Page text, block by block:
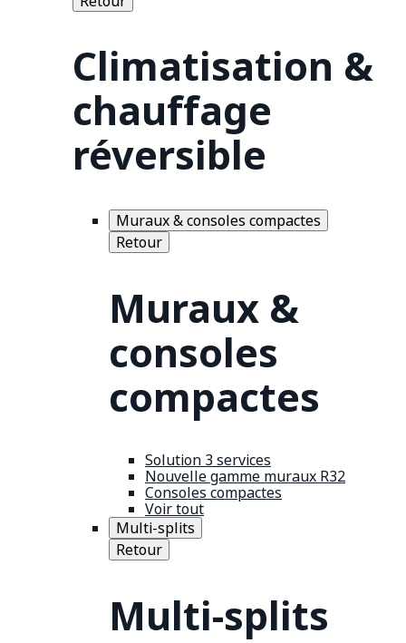
Climatisation &
chauffage
réversible
Muraux & consoles compactes
Retour
Muraux &
consoles
compactes
Solution 3 services
Nouvelle gamme muraux R32
Consoles compactes
Voir tout
Multi-splits
Retour
Multi-splits